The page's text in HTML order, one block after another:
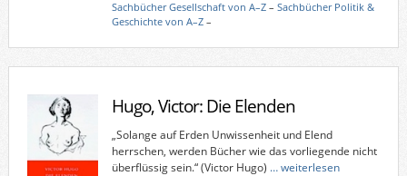
Sachbücher Gesellschaft von A–Z– Sachbücher Politik &
Geschichte von A–Z–
Hugo, Victor: Die Elenden
„Solange auf Erden Unwissenheit und Elend
herrschen, werden Bücher wie das vorliegende nicht
überflüssig sein.“ (Victor Hugo) … weiterlesen